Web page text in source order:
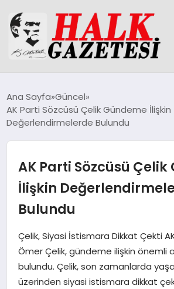
DÜNYA
EKONOMI
MAGAZIN
SAĞLIK
SIYASET
Ana Sayfa Güncel
AK Parti Sözcüsü Çelik Gündeme İlişkin
Değerlendirmelerde Bulundu
AK Parti Sözcüsü
İlişkin
Bulundu
Çelik, Siyasi İstismara Dikkat Çekti
Ömer Çelik, gündeme ilişkin önemli
bulundu. Çelik, son zamanlarda
üzerinden siyasi istismara dikkat